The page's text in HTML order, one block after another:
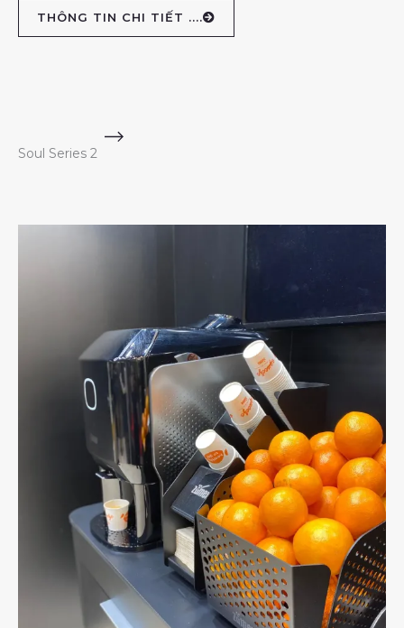
THÔNG TIN CHI TIẾT ....
Soul Series 2